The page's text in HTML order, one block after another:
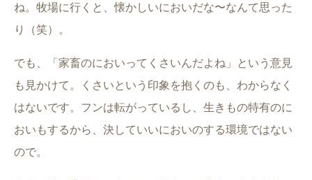
ね。牧場に行くと、懐かしいにおいだな〜なんて思った
り（笑）。
でも、「家畜のにおいってくさいんだよね」という意見
も見かけて。くさいという印象を抱くのも、わからなく
はないです。フンは転がっているし、生きもの特有のに
おいもするから、決していいにおいのする環境ではない
ので。